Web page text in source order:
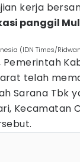
kerja
panggil
(IDN Times/
Pemerintah
telah
Sarana Tbk
Kecamatan